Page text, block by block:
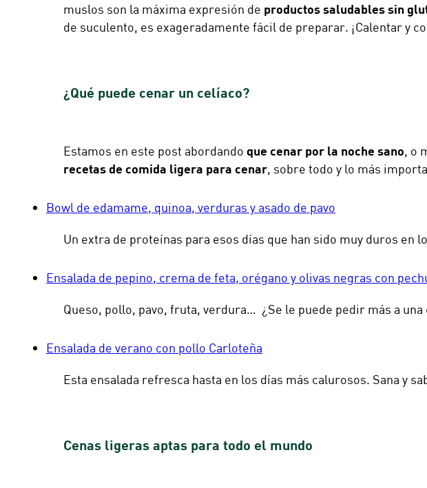
muslos son la máxima expresión de productos saludables sin
de suculento, es exageradamente fácil de preparar. ¡Calentar y
¿Qué puede cenar un celíaco?
Estamos en este post abordando que cenar por la noche sano, o
recetas de comida ligera para cenar, sobre todo y lo más
Bowl de edamame, quinoa, verduras y asado de pavo
Un extra de proteínas para esos días que han sido muy duros en
Ensalada de pepino, crema de feta, orégano y olivas negras con
Queso, pollo, pavo, fruta, verdura… ¿Se le puede pedir más a una
Ensalada de verano con pollo Carloteña
Esta ensalada refresca hasta en los días más calurosos. Sana y
Cenas ligeras aptas para todo el mundo